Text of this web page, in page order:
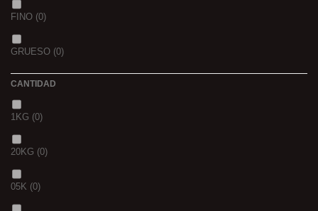
OCEAN LIVER
GOLDEN X
FINO (0)
GRUESO (0)
CANTIDAD
1KG (0)
20KG (0)
05K (0)